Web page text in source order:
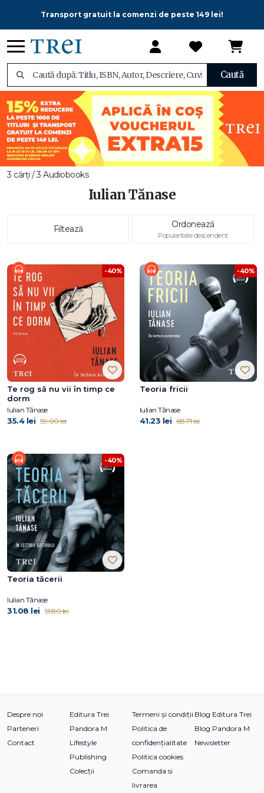
Transport gratuit la comenzi de peste 149 lei!
Caută
3 cărți / 3 Audiobooks
Iulian Tănase
Filtează Ordonează
Popularitate descendent
-40%
Te rog să nu vii în timp ce
dorm
Iulian Tănase
35.4 lei 59.00 lei
-40%
Teoria fricii
Iulian Tănase
41.23 lei 68.71 lei
-40%
Teoria tăcerii
Iulian Tănase
31.08 lei 51.80 lei
Despre noi
Parteneri
Contact
Editura Trei
Pandora M
Lifestyle
Publishing
Colecții
Termeni și condiții
Politica de
confidențialitate
Politica cookies
Comanda si
livrarea
Blog Editura Trei
Blog Pandora M
Newsletter